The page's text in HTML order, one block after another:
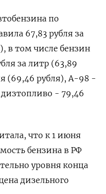
по
‌67,83 рубля за
в том числе бензин
​за литр (63,89
(69,46 рубля), А-98 -
​дизтопливо - 79,46
что к 1 июня
бензина в РФ
уровня конца
дизельного